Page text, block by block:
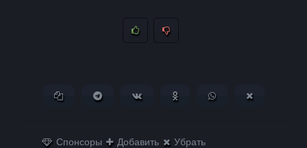
Копировать ссылкуПоделиться в Telegram
Поделиться ВКонтактеПоделиться в
Поделиться в
Спонсоры Добавить Убрать